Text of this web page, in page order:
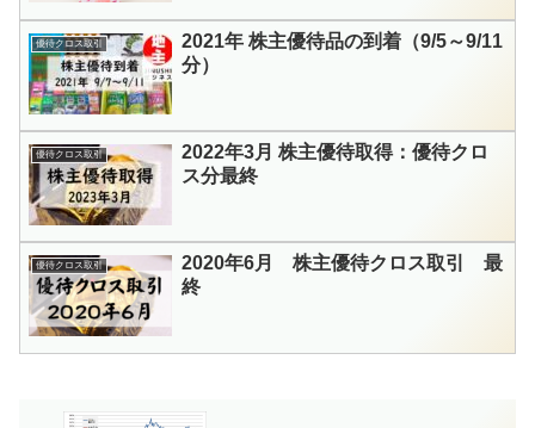
優待クロス取引
2021年 株主優待品の到着（9/5～9/11
分）
優待クロス取引
2022年3月 株主優待取得：優待クロ
ス分最終
優待クロス取引
2020年6月 株主優待クロス取引 最
終